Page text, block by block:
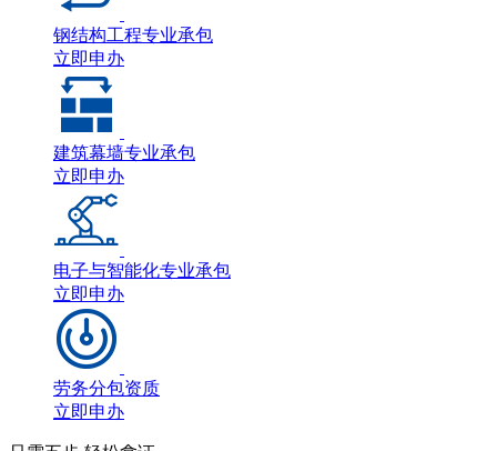
钢结构工程专业承包
立即申办
建筑幕墙专业承包
立即申办
电子与智能化专业承包
立即申办
劳务分包资质
立即申办